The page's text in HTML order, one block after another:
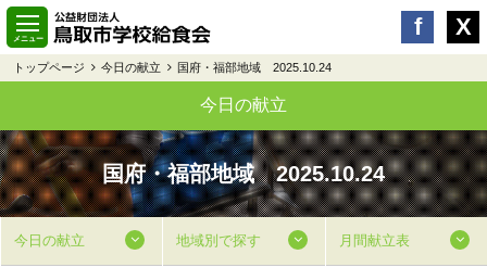
トップページ 今日の献立 国府・福部地域 2025.10.24
今日の献立
国府・福部地域 2025.10.24
今日の献立 地域別で探す 月間献立表